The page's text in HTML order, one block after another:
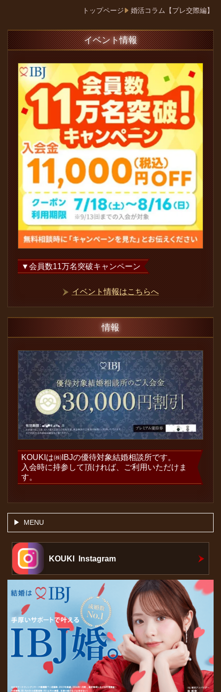
トップページ 婚活コラム【プレ交際編】
イベント情報
▼会員数11万名突破キャンペーン
イベント情報はこちらへ
情報
KOUKIは㈱IBJの優待対象結婚相談所です。
入会時に持参して頂ければ、ご利用いただけま
す。
MENU
KOUKI Instagram